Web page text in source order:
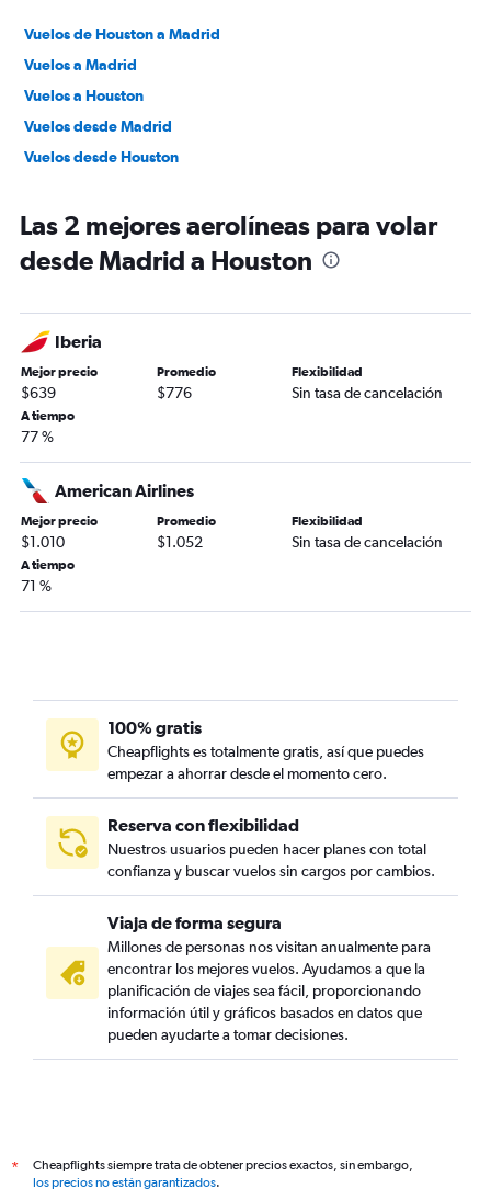
Vuelos de Houston a Madrid
Vuelos a Madrid
Vuelos a Houston
Vuelos desde Madrid
Vuelos desde Houston
Las 2 mejores aerolíneas para volar
desde Madrid a Houston
Iberia
Mejor precio
$639
Promedio
$776
Flexibilidad
Sin tasa de cancelación
A tiempo
77 %
American Airlines
Mejor precio
$1.010
Promedio
$1.052
Flexibilidad
Sin tasa de cancelación
A tiempo
71 %
100% gratis
Cheapflights es totalmente gratis, así que puedes
empezar a ahorrar desde el momento cero.
Reserva con flexibilidad
Nuestros usuarios pueden hacer planes con total
confianza y buscar vuelos sin cargos por cambios.
Viaja de forma segura
Millones de personas nos visitan anualmente para
encontrar los mejores vuelos. Ayudamos a que la
planificación de viajes sea fácil, proporcionando
información útil y gráficos basados en datos que
pueden ayudarte a tomar decisiones.
*
Cheapflights siempre trata de obtener precios exactos, sin embargo,
los precios no están garantizados.